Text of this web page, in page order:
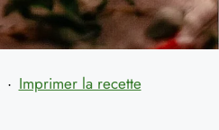
· Imprimer la recette